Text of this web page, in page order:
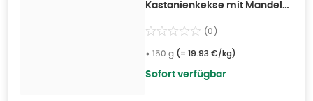
Kastanienkekse mit Mandel
(0)
• 150 g (= 19.93 €/kg)
Sofort verfügbar